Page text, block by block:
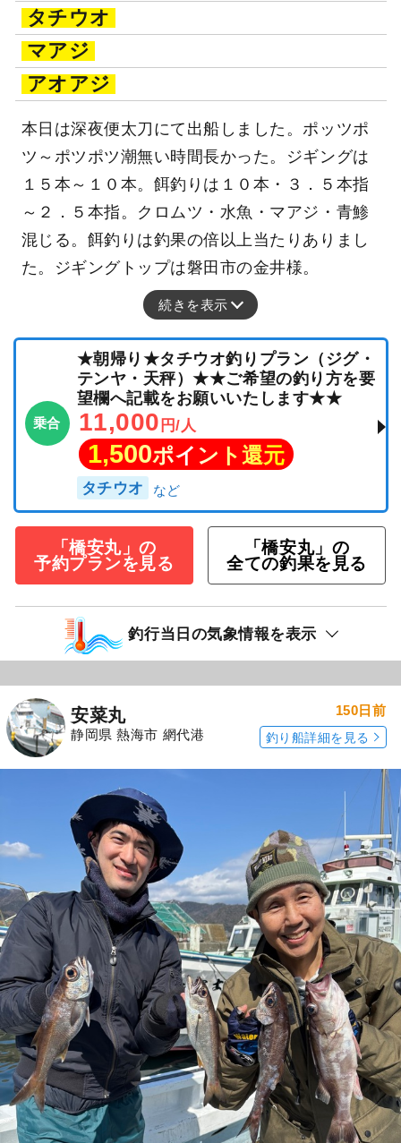
タチウオ
マアジ
アオアジ
本日は深夜便太刀にて出船しました。ポッツポ
ツ～ポツポツ潮無い時間長かった。ジギングは
１５本～１０本。餌釣りは１０本・３．５本指
～２．５本指。クロムツ・水魚・マアジ・青鯵
混じる。餌釣りは釣果の倍以上当たりありまし
た。ジギングトップは磐田市の金井様。
続きを表示
乗合
★朝帰り★タチウオ釣りプラン（ジグ・
テンヤ・天秤）★★ご希望の釣り方を要
望欄へ記載をお願いいたします★★
11,000 円/人
1,500ポイント還元
タチウオ
「橋安丸」の
予約プランを見る
「橋安丸」の
全ての釣果を見る
釣行当日の気象情報を表示
安菜丸
静岡県 熱海市 網代港
150日前
釣り船詳細を見る